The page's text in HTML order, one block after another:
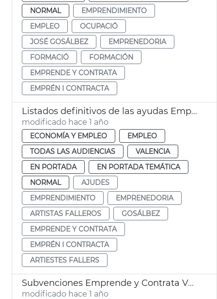
NORMAL
EMPRENDIMIENTO
EMPLEO
OCUPACIÓ
JOSÉ GOSÁLBEZ
EMPRENEDORIA
FORMACIÓ
FORMACIÓN
EMPRENDE Y CONTRATA
EMPRÉN I CONTRACTA
Listados definitivos de las ayudas Emprende y Contrata y Artistas Falleros
modificado hace 1 año
ECONOMÍA Y EMPLEO
EMPLEO
TODAS LAS AUDIENCIAS
VALENCIA
EN PORTADA
EN PORTADA TEMÁTICA
NORMAL
AJUDES
EMPRENDIMIENTO
EMPRENEDORIA
ARTISTAS FALLEROS
GOSÁLBEZ
EMPRENDE Y CONTRATA
EMPRÉN I CONTRACTA
ARTIESTES FALLERS
Subvenciones Emprende y Contrata València
modificado hace 1 año